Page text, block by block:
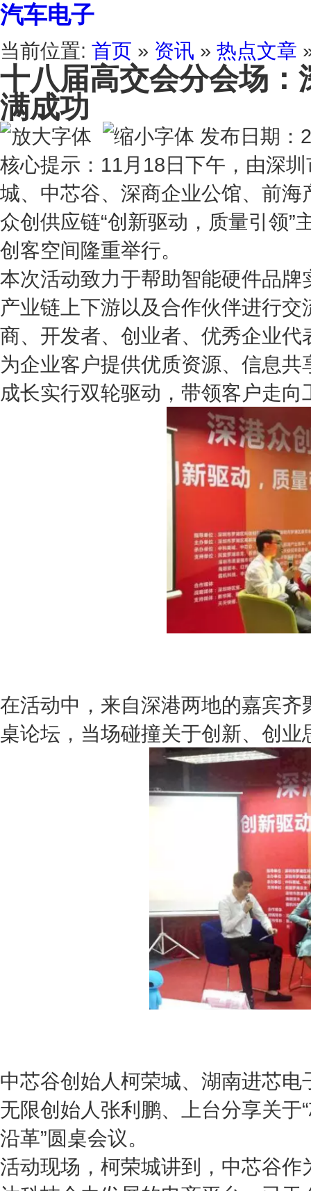
汽车电子
当前位置: 首页 » 资讯 » 热点文章
十八届高交会分会场
满成功
发布日期：
核心提示：11月18日下午，由深
城、中芯谷、深商企业公馆、前
众创供应链“创新驱动，质量引领
创客空间隆重举行。
本次活动致力于帮助智能硬件品
产业链上下游以及合作伙伴进行
商、开发者、创业者、优秀企业
为企业客户提供优质资源、信息
成长实行双轮驱动，带领客户走向
在活动中，来自深港两地的嘉宾齐
桌论坛，当场碰撞关于创新、创业
中芯谷创始人柯荣城、湖南进芯
无限创始人张利鹏、上台分享关
沿革”圆桌会议。
活动现场，柯荣城讲到，中芯谷